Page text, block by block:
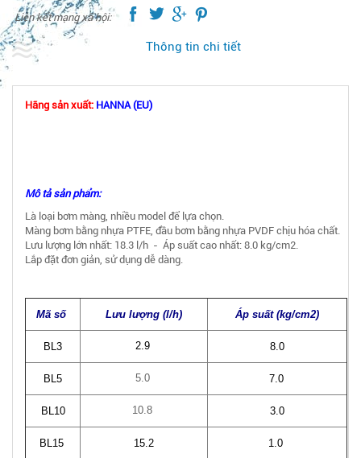
Liên kết mạng xã hội:
Thông tin chi tiết
Hãng sản xuất: HANNA (EU)
Mô tả sản phẩm:
Là loại bơm màng, nhiều model để lựa chọn.
Màng bơm bằng nhựa PTFE, đầu bơm bằng nhựa PVDF chịu hóa chất.
Lưu lượng lớn nhất: 18.3 l/h - Áp suất cao nhất: 8.0 kg/cm2.
Lắp đặt đơn giản, sử dụng dễ dàng.
Mã số Lưu lượng (l/h) Áp suất (kg/cm2)
BL3 2.9 8.0
BL5 5.0 7.0
BL10 10.8 3.0
BL15 15.2 1.0